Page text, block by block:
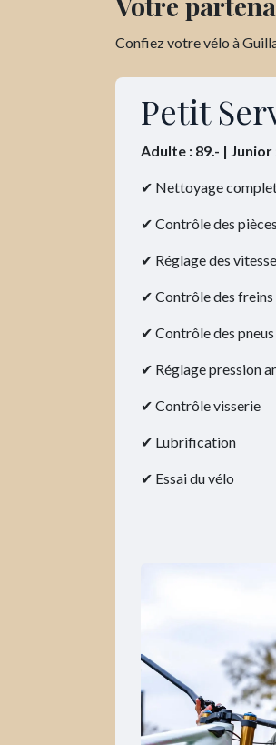
Confiez votre vélo à
Petit
Adulte : 89.- | Junior
✔ Nettoyage
✔ Contrôle des
✔ Réglage des
✔ Contrôle des freins
✔ Contrôle des pneus
✔ Réglage pression
✔ Contrôle visserie
✔ Lubrification
✔ Essai du vélo